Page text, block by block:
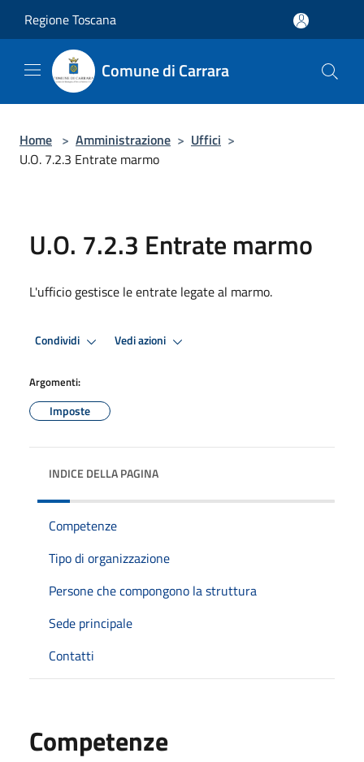
Regione Toscana
Comune di Carrara
Home > Amministrazione > Uffici >
U.O. 7.2.3 Entrate marmo
U.O. 7.2.3 Entrate marmo
L'ufficio gestisce le entrate legate al marmo.
Condividi Vedi azioni
Argomenti:
Imposte
INDICE DELLA PAGINA
Competenze
Tipo di organizzazione
Persone che compongono la struttura
Sede principale
Contatti
Competenze